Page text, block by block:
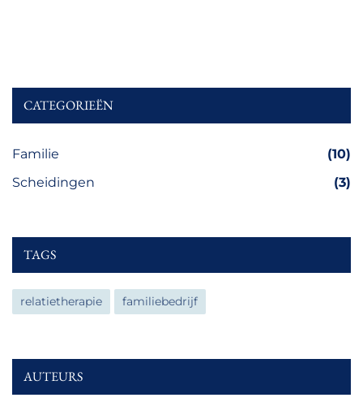
CATEGORIEËN
Familie
(10)
Scheidingen
(3)
TAGS
relatietherapie familiebedrijf
AUTEURS